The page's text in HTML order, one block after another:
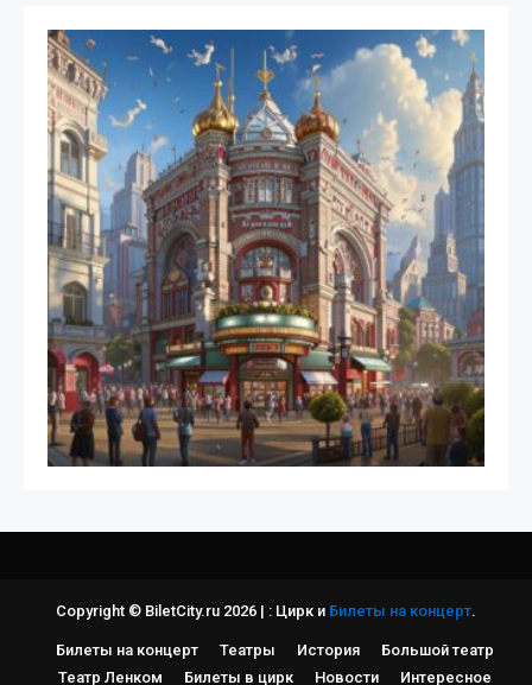
Copyright © BiletCity.ru 2026 | : Цирк и Билеты на концерт.
Билеты на концерт Театры История
Большой театр
Театр Ленком
Билеты в цирк Новости Интересное